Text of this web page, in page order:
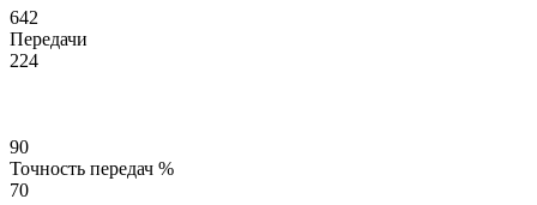
642
Передачи
224
90
Точность передач %
70